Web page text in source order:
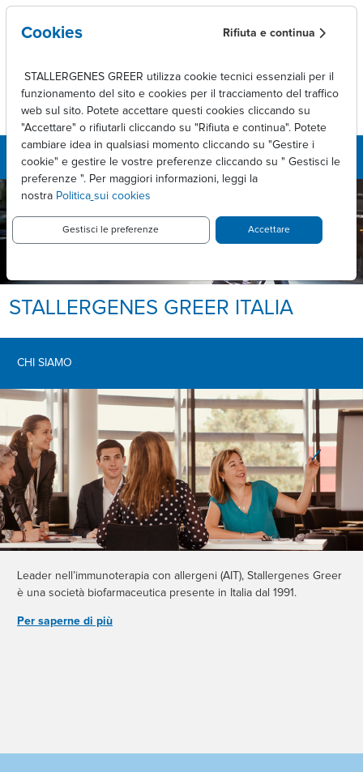
Skip to main content
STALLERGENES GREER ITALIA
CHI SIAMO
Leader nell’immunoterapia con allergeni (AIT), Stallergenes Greer
è una società biofarmaceutica presente in Italia dal 1991.
Per saperne di più
Cookies Rifiuta e continua
STALLERGENES GREER utilizza cookie tecnici essenziali per il
funzionamento del sito e cookies per il tracciamento del traffico
web sul sito. Potete accettare questi cookies cliccando su
"Accettare" o rifiutarli cliccando su "Rifiuta e continua". Potete
cambiare idea in qualsiasi momento cliccando su "Gestire i
cookie" e gestire le vostre preferenze cliccando su " Gestisci le
preferenze ". Per maggiori informazioni, leggi la
nostra Politica sui cookies
Gestisci le preferenze Accettare